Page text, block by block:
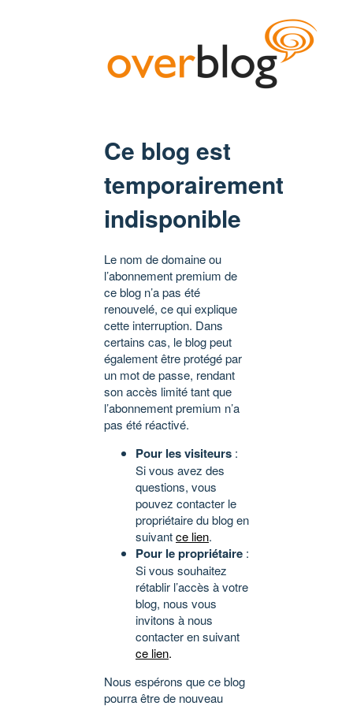
Ce blog est
temporairement
indisponible
Le nom de domaine ou
l’abonnement premium de
ce blog n’a pas été
renouvelé, ce qui explique
cette interruption. Dans
certains cas, le blog peut
également être protégé par
un mot de passe, rendant
son accès limité tant que
l’abonnement premium n’a
pas été réactivé.
Pour les visiteurs :
Si vous avez des
questions, vous
pouvez contacter le
propriétaire du blog en
suivantce lien.
Pour le propriétaire :
Si vous souhaitez
rétablir l’accès à votre
blog, nous vous
invitons à nous
contacter en suivant
ce lien.
Nous espérons que ce blog
pourra être de nouveau